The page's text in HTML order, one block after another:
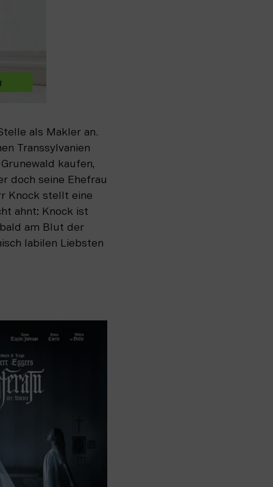
als Makler an.
Transsylvanien
kaufen,
doch seine Ehefrau
Knock stellt eine
ahnt: Knock ist
am Blut der
labilen Liebsten